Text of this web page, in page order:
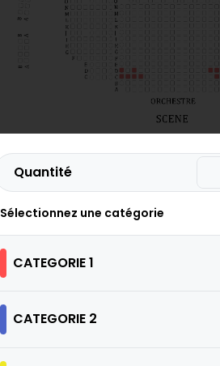
Quantité
Sélectionnez une catégorie
CATEGORIE 1
CATEGORIE 2